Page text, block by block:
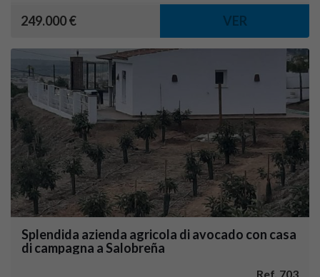
249.000 € VER
Splendida azienda agricola di avocado con casa
di campagna a Salobreña
Ref. 703